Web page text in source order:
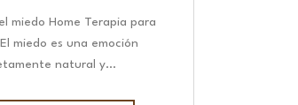
miedo Home Terapia para
miedo es una emoción
natural y…